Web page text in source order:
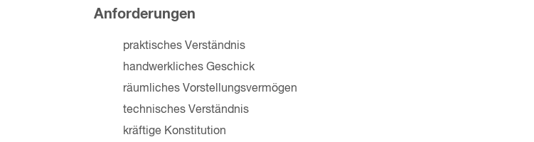
Anforderungen
praktisches Verständnis
handwerkliches Geschick
räumliches Vorstellungsvermögen
technisches Verständnis
kräftige Konstitution